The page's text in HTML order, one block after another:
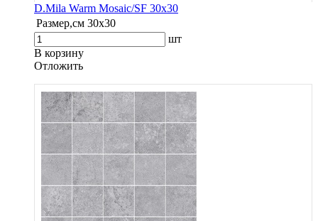
D.Mila Warm Mosaic/SF 30x30
Размер,см 30x30
шт
В корзину
Oтложить